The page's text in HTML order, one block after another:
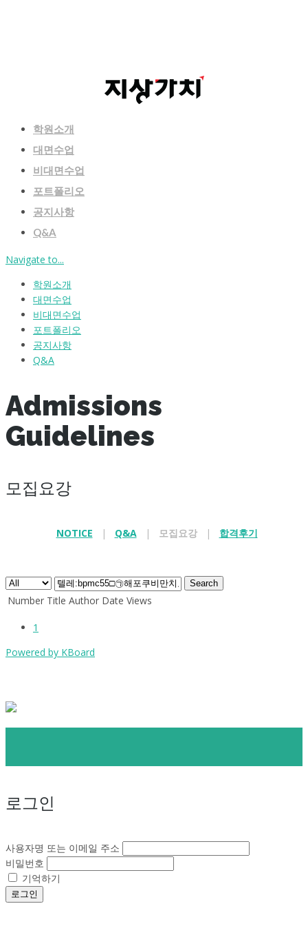
학원소개
대면수업
비대면수업
포트폴리오
공지사항
Q&A
Navigate to...
학원소개
대면수업
비대면수업
포트폴리오
공지사항
Q&A
Admissions
Guidelines
모집요강
NOTICE | Q&A | 모집요강 | 합격후기
Search
Number Title Author Date Views
1
Powered by KBoard
로그인
사용자명 또는 이메일 주소
비밀번호
기억하기
로그인